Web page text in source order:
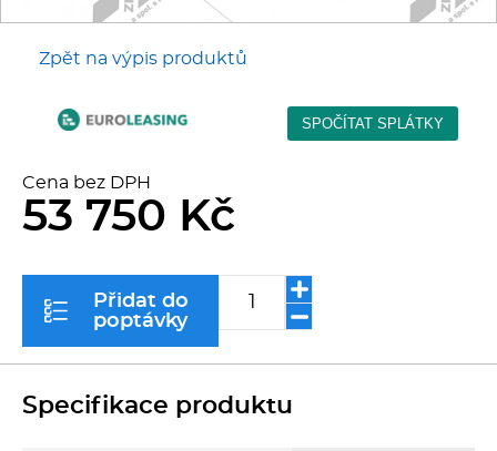
Kávovary
Řeznické stroje
Sporáky
Zpět na výpis produktů
Cena bez DPH
53 750 Kč
Přidat do
poptávky
Specifikace produktu